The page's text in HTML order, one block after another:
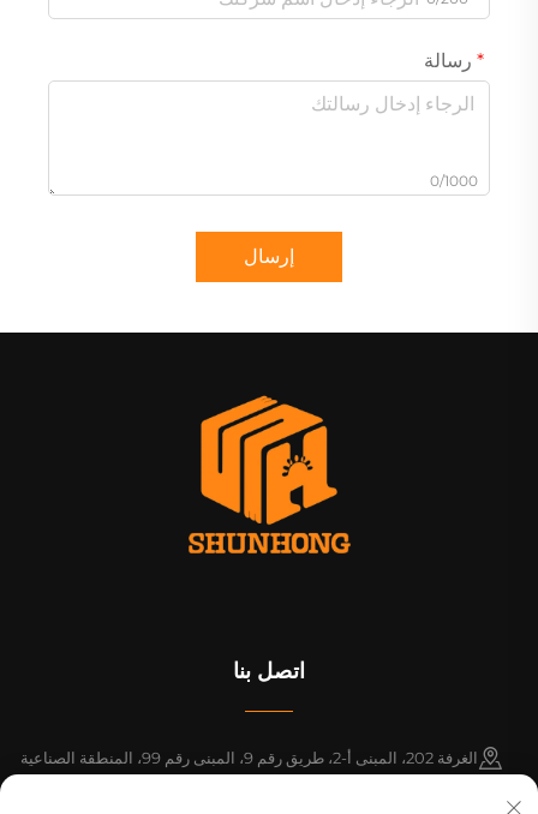
رسالة
0/1000
إرسال
اتصل بنا
الغرفة 202، المبنى أ-2، طريق رقم 9، المبنى رقم 99، المنطقة الصناعية